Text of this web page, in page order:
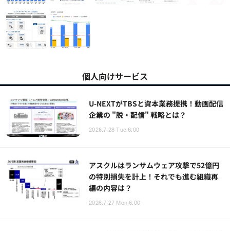
個人向けサービス
U-NEXTがTBSと資本業務提携！動画配信
企業の "脱・配信" 戦略とは？
2026.7.28 Tue 6:00
アスクルはランサムウェア攻撃で52億円
の特別損失を計上！それでも進む組織再
編の内容は？
2026.7.27 Mon 6:00